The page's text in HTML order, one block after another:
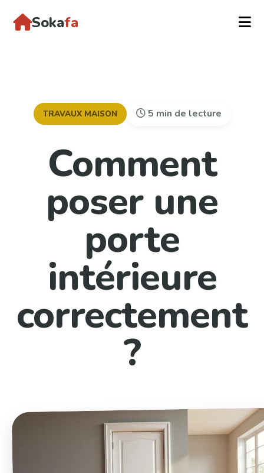
Sokafa
TRAVAUX MAISON 5 min de lecture
Comment
poser une
porte
intérieure
correctement
?